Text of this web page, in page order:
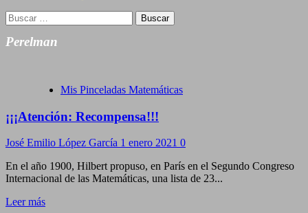
Buscar:
Perelman
Mis Pinceladas Matemáticas
¡¡¡Atención: Recompensa!!!
José Emilio López García 1 enero 2021 0
En el año 1900, Hilbert propuso, en París en el Segundo Congreso
Internacional de las Matemáticas, una lista de 23...
Leer más